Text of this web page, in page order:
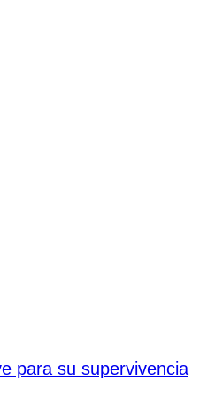
para su supervivencia